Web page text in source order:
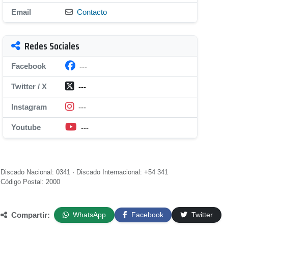
Email Contacto
Redes Sociales
Facebook ---
Twitter / X ---
Instagram ---
Youtube ---
Discado Nacional: 0341 · Discado Internacional: +54 341
Código Postal: 2000
Compartir: WhatsApp Facebook Twitter